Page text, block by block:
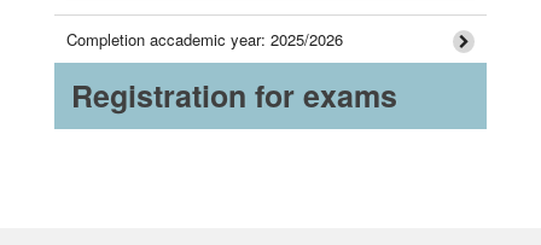
Completion accademic year: 2025/2026
Registration for exams